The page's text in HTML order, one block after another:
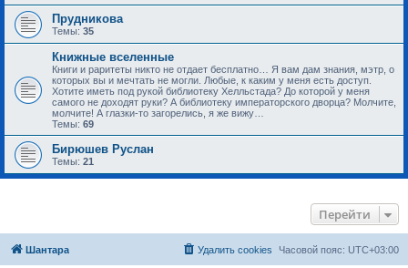
Прудникова
Темы: 35
Книжные вселенные
Книги и раритеты никто не отдает бесплатно… Я вам дам знания, мэтр, о
которых вы и мечтать не могли. Любые, к каким у меня есть доступ.
Хотите иметь под рукой библиотеку Хелльстада? До которой у меня
самого не доходят руки? А библиотеку императорского дворца? Молчите,
молчите! А глазки-то загорелись, я же вижу…
Темы: 69
Бирюшев Руслан
Темы: 21
Перейти
Шантара Часовой пояс: UTC+03:00
Удалить cookies